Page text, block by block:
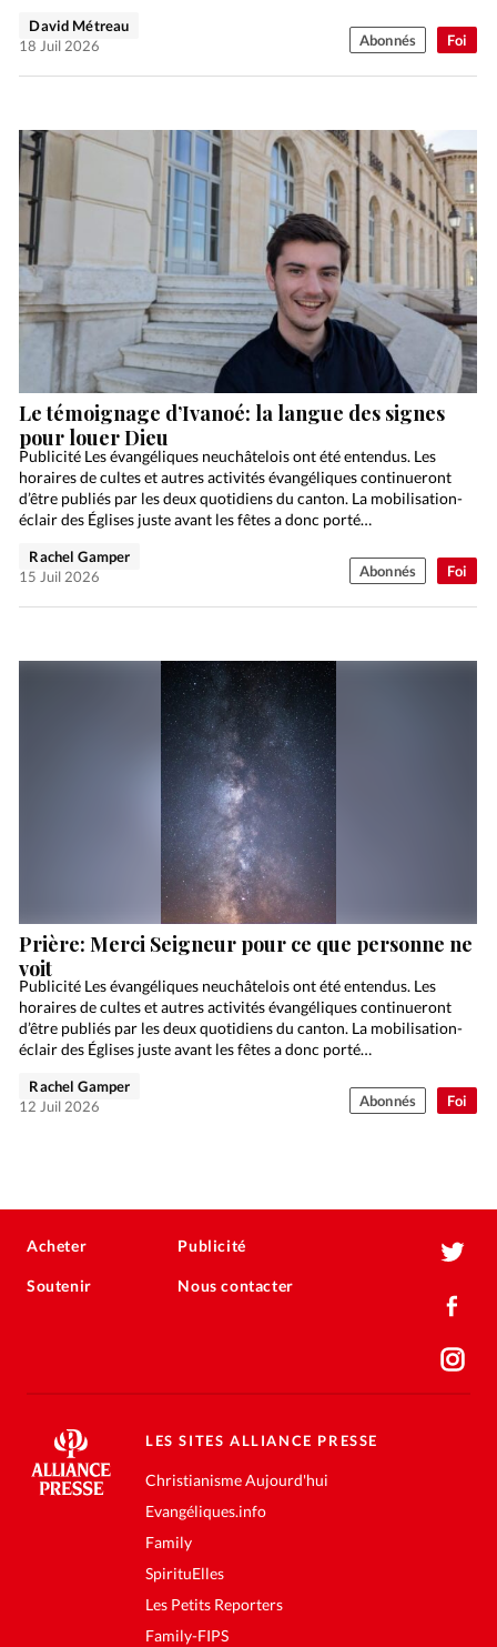
Foi
David Métreau
18 Juil 2026
Abonnés
Foi
Le témoignage d’Ivanoé: la langue des signes
pour louer Dieu
Publicité Les évangéliques neuchâtelois ont été entendus. Les
horaires de cultes et autres activités évangéliques continueront
d’être publiés par les deux quotidiens du canton. La mobilisation-
éclair des Églises juste avant les fêtes a donc porté…
Rachel Gamper
15 Juil 2026
Abonnés
Foi
Prière: Merci Seigneur pour ce que personne ne
voit
Publicité Les évangéliques neuchâtelois ont été entendus. Les
horaires de cultes et autres activités évangéliques continueront
d’être publiés par les deux quotidiens du canton. La mobilisation-
éclair des Églises juste avant les fêtes a donc porté…
Rachel Gamper
12 Juil 2026
Abonnés
Acheter
Soutenir
Publicité
Nous contacter
LES SITES ALLIANCE PRESSE
Christianisme Aujourd'hui
Evangéliques.info
Family
SpirituElles
Les Petits Reporters
Family-FIPS